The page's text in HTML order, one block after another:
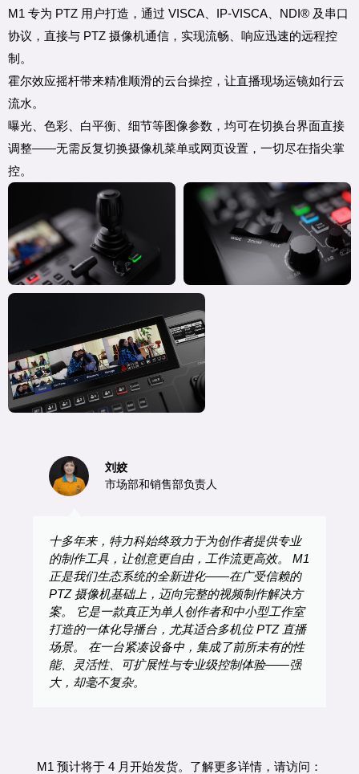
M1 专为 PTZ 用户打造，通过 VISCA、IP-VISCA、NDI® 及串口
协议，直接与 PTZ 摄像机通信，实现流畅、响应迅速的远程控
制。
霍尔效应摇杆带来精准顺滑的云台操控，让直播现场运镜如行云
流水。
曝光、色彩、白平衡、细节等图像参数，均可在切换台界面直接
调整——无需反复切换摄像机菜单或网页设置，一切尽在指尖掌
控。
十多年来，特力科始终致力于为创作者提供专业
的制作工具，让创意更自由，工作流更高效。 M1
正是我们生态系统的全新进化——在广受信赖的
PTZ 摄像机基础上，迈向完整的视频制作解决方
案。 它是一款真正为单人创作者和中小型工作室
打造的一体化导播台，尤其适合多机位 PTZ 直播
场景。 在一台紧凑设备中，集成了前所未有的性
能、灵活性、可扩展性与专业级控制体验——强
大，却毫不复杂。
刘姣
市场部和销售部负责人
M1 预计将于 4 月开始发货。 了解更多详情，请访问：